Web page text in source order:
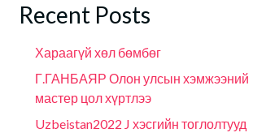
Recent Posts
Хараагүй хөл бөмбөг
Г.ГАНБАЯР Олон улсын хэмжээний
мастер цол хүртлээ
Uzbeistan2022 J хэсгийн тоглолтууд